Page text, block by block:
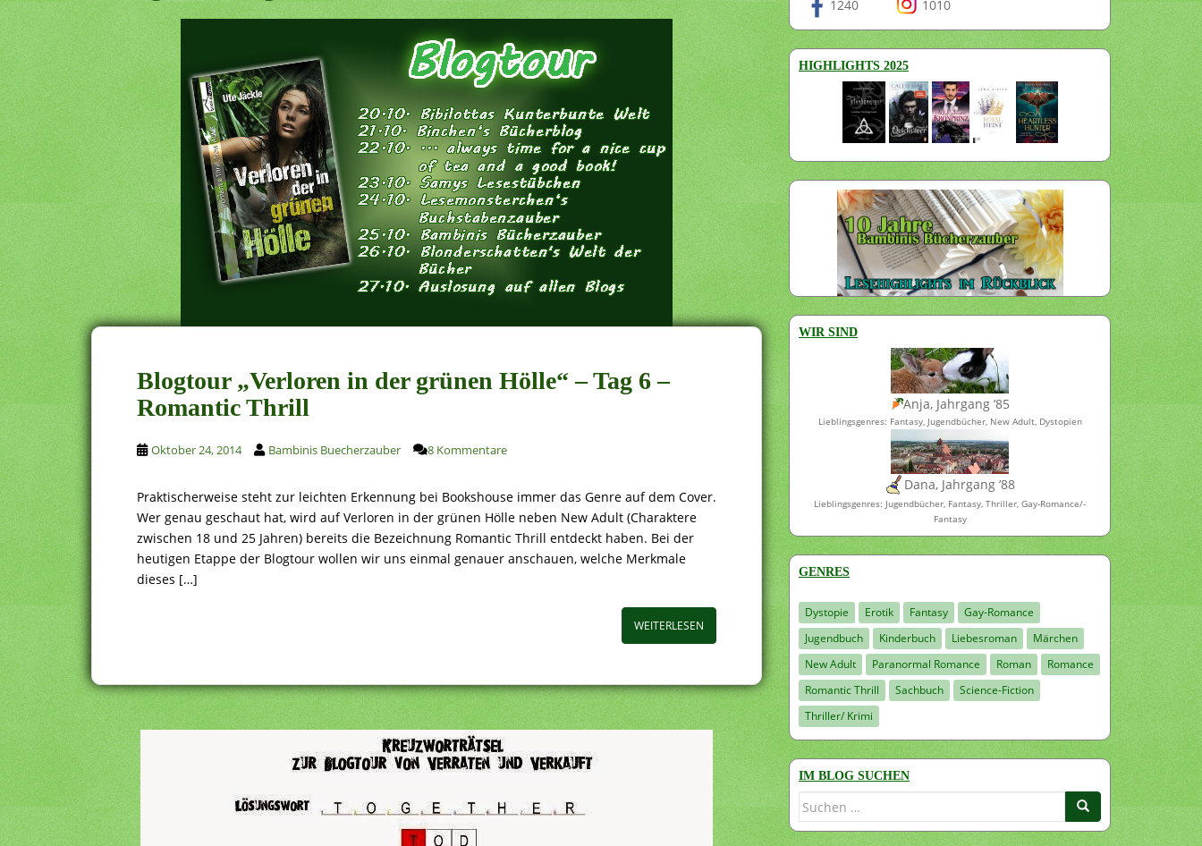
Blogtour „Verloren in der grünen Hölle“ – Tag 6 –
Romantic Thrill
Oktober 24, 2014 Bambinis Buecherzauber 8 Kommentare
Praktischerweise steht zur leichten Erkennung bei Bookshouse immer das Genre auf dem Cover.
Wer genau geschaut hat, wird auf Verloren in der grünen Hölle neben New Adult (Charaktere
zwischen 18 und 25 Jahren) bereits die Bezeichnung Romantic Thrill entdeckt haben. Bei der
heutigen Etappe der Blogtour wollen wir uns einmal genauer anschauen, welche Merkmale
dieses […]
WEITERLESEN
1240 1010
HIGHLIGHTS 2025
WIR SIND
Anja, Jahrgang ’85
Lieblingsgenres: Fantasy, Jugendbücher, New Adult, Dystopien
Dana, Jahrgang ’88
Lieblingsgenres: Jugendbücher, Fantasy, Thriller, Gay-Romance/-
Fantasy
GENRES
Dystopie Erotik Fantasy
Gay-Romance
Jugendbuch
Kinderbuch Liebesroman
Märchen
New Adult
Paranormal Romance Roman
Romance
Romantic Thrill
Sachbuch
Science-Fiction
Thriller/ Krimi
IM BLOG SUCHEN
Suchen